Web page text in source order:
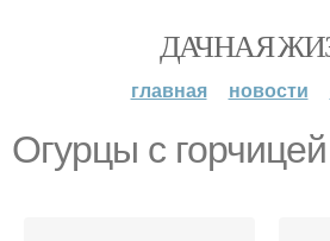
ДАЧНАЯ
главная новости
Огурцы с горчицей